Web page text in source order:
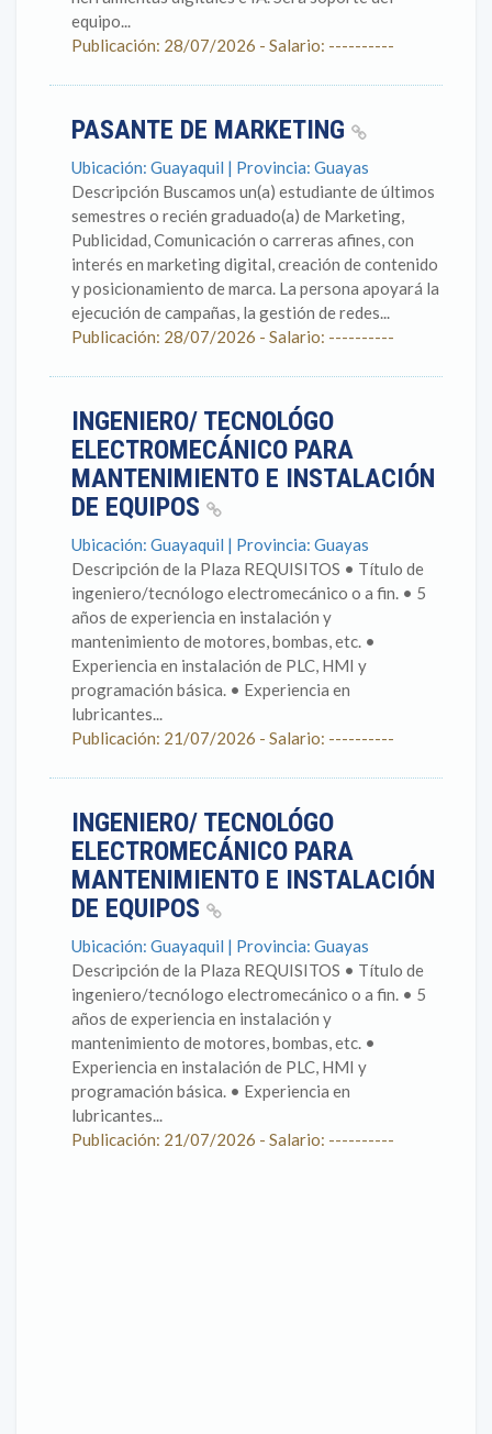
equipo...
Publicación: 28/07/2026 - Salario: ----------
PASANTE DE MARKETING
Ubicación: Guayaquil | Provincia: Guayas
Descripción Buscamos un(a) estudiante de últimos
semestres o recién graduado(a) de Marketing,
Publicidad, Comunicación o carreras afines, con
interés en marketing digital, creación de contenido
y posicionamiento de marca. La persona apoyará la
ejecución de campañas, la gestión de redes...
Publicación: 28/07/2026 - Salario: ----------
INGENIERO/ TECNOLÓGO
ELECTROMECÁNICO PARA
MANTENIMIENTO E INSTALACIÓN
DE EQUIPOS
Ubicación: Guayaquil | Provincia: Guayas
Descripción de la Plaza REQUISITOS • Título de
ingeniero/tecnólogo electromecánico o a fin. • 5
años de experiencia en instalación y
mantenimiento de motores, bombas, etc. •
Experiencia en instalación de PLC, HMI y
programación básica. • Experiencia en
lubricantes...
Publicación: 21/07/2026 - Salario: ----------
INGENIERO/ TECNOLÓGO
ELECTROMECÁNICO PARA
MANTENIMIENTO E INSTALACIÓN
DE EQUIPOS
Ubicación: Guayaquil | Provincia: Guayas
Descripción de la Plaza REQUISITOS • Título de
ingeniero/tecnólogo electromecánico o a fin. • 5
años de experiencia en instalación y
mantenimiento de motores, bombas, etc. •
Experiencia en instalación de PLC, HMI y
programación básica. • Experiencia en
lubricantes...
Publicación: 21/07/2026 - Salario: ----------